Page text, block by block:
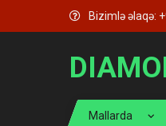
Bizimlə əlaqə: